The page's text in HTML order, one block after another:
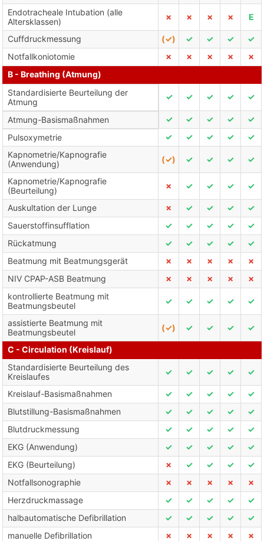
Endotracheale Intubation (alle
Altersklassen)
✗ ✗ ✗ ✗ E
Cuffdruckmessung (✓) ✓ ✓ ✓
✓
Notfallkoniotomie
✗ ✗ ✗ ✗
✗
B - Breathing (Atmung)
Standardisierte Beurteilung der
Atmung
✓ ✓ ✓ ✓ ✓
Atmung-Basismaßnahmen ✓ ✓ ✓ ✓
✓
Pulsoxymetrie
✓ ✓ ✓ ✓
✓
Kapnometrie/Kapnografie
(Anwendung)
(✓) ✓ ✓ ✓ ✓
Kapnometrie/Kapnografie
(Beurteilung)
✗ ✓ ✓ ✓ ✓
Auskultation der Lunge ✗ ✓ ✓ ✓
✓
Sauerstoffinsufflation
✓ ✓ ✓ ✓
✓
Rückatmung
✓ ✓ ✓ ✓
✓
Beatmung mit Beatmungsgerät
✗ ✗ ✗ ✗
✗
NIV CPAP-ASB Beatmung
✗ ✗ ✗ ✗
✗
kontrollierte Beatmung mit
Beatmungsbeutel
✓ ✓ ✓ ✓ ✓
assistierte Beatmung mit
Beatmungsbeutel
(✓) ✓ ✓ ✓ ✓
C - Circulation (Kreislauf)
Standardisierte Beurteilung des
Kreislaufes
✓ ✓ ✓ ✓ ✓
Kreislauf-Basismaßnahmen ✓ ✓ ✓ ✓
✓
Blutstillung-Basismaßnahmen
✓ ✓ ✓ ✓
✓
Blutdruckmessung
✓ ✓ ✓ ✓
✓
EKG (Anwendung)
✓ ✓ ✓ ✓
✓
EKG (Beurteilung)
✗ ✓ ✓ ✓
✓
Notfallsonographie
✗ ✗ ✗ ✗
✗
Herzdruckmassage
✓ ✓ ✓ ✓
✓
halbautomatische Defibrillation
✓ ✓ ✓ ✓
✓
manuelle Defibrillation
✗ ✗ ✗ ✗
✗